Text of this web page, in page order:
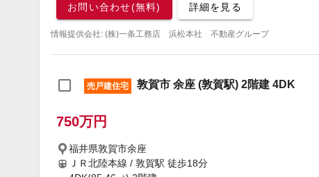
お問い合わせ(無料) 詳細を見る
情報提供会社: (株)一条工務店 浜松本社 不動産グループ
売戸建住宅 敦賀市 余座 (敦賀駅) 2階建 4DK
750万円
福井県敦賀市余座
ＪＲ北陸本線 / 敦賀駅 徒歩18分